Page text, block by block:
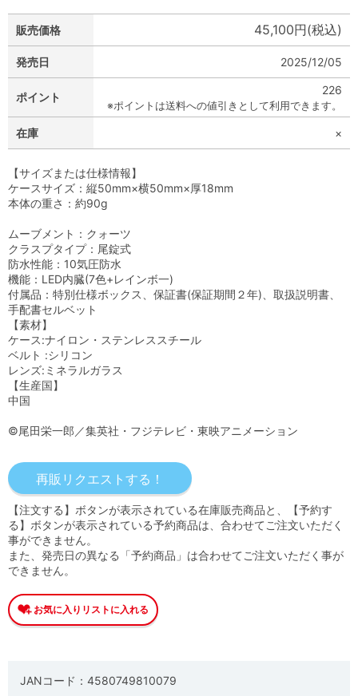
販売価格 45,100円(税込)
発売日 2025/12/05
ポイント
226
※ポイントは送料への値引きとして利用できます。
在庫 ×
【サイズまたは仕様情報】
ケースサイズ：縦50mm×横50mm×厚18mm
本体の重さ：約90g
ムーブメント：クォーツ
クラスプタイプ：尾錠式
防水性能：10気圧防水
機能：LED内臓(7色+レインボ一)
付属品：特別仕様ボックス、保証書(保証期間２年)、取扱説明書、
手配書セルベット
【素材】
ケース:ナイロン・ステンレススチール
ベルト :シリコン
レンズ:ミネラルガラス
【生産国】
中国
©尾田栄一郎／集英社・フジテレビ・東映アニメーション
【注文する】ボタンが表示されている在庫販売商品と、【予約す
る】ボタンが表示されている予約商品は、合わせてご注文いただく
事ができません。
また、発売日の異なる「予約商品」は合わせてご注文いただく事が
できません。
JANコード：4580749810079